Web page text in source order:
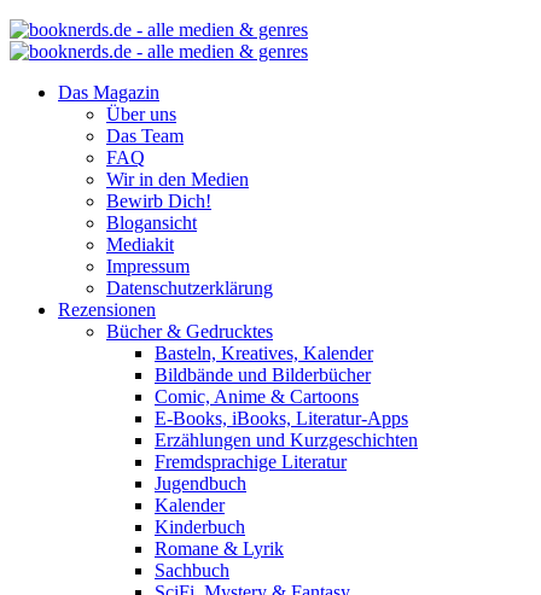
Das Magazin
Über uns
Das Team
FAQ
Wir in den Medien
Bewirb Dich!
Blogansicht
Mediakit
Impressum
Datenschutzerklärung
Rezensionen
Bücher & Gedrucktes
Basteln, Kreatives, Kalender
Bildbände und Bilderbücher
Comic, Anime & Cartoons
E-Books, iBooks, Literatur-Apps
Erzählungen und Kurzgeschichten
Fremdsprachige Literatur
Jugendbuch
Kalender
Kinderbuch
Romane & Lyrik
Sachbuch